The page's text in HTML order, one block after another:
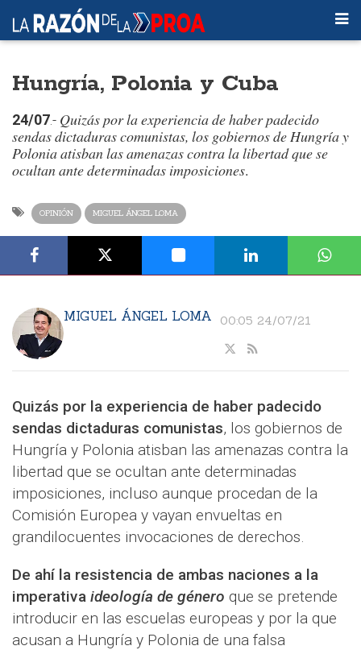
Hungría, Polonia y Cuba
24/07.- Quizás por la experiencia de haber padecido
sendas dictaduras comunistas, los gobiernos de Hungría y
Polonia atisban las amenazas contra la libertad que se
ocultan ante determinadas imposiciones.
OPINIÓN MIGUEL ÁNGEL LOMA
MIGUEL ÁNGEL LOMA 00:05 24/07/21
Quizás por la experiencia de haber padecido
sendas dictaduras comunistas, los gobiernos de
Hungría y Polonia atisban las amenazas contra la
libertad que se ocultan ante determinadas
imposiciones, incluso aunque procedan de la
Comisión Europea y vayan envueltas en
grandilocuentes invocaciones de derechos.
De ahí la resistencia de ambas naciones a la
imperativa ideología de género que se pretende
introducir en las escuelas europeas y por la que
acusan a Hungría y Polonia de una falsa